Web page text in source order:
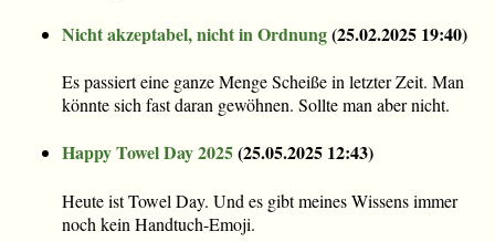
Nicht akzeptabel, nicht in Ordnung(25.02.2025 19:40)
Es passiert eine ganze Menge Scheiße in letzter Zeit. Man
könnte sich fast daran gewöhnen. Sollte man aber nicht.
Happy Towel Day 2025(25.05.2025 12:43)
Heute ist Towel Day. Und es gibt meines Wissens immer
noch kein Handtuch-Emoji.